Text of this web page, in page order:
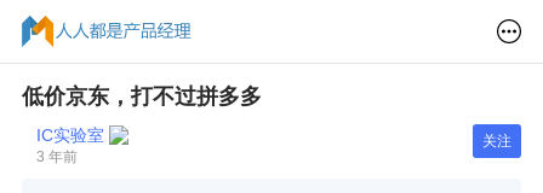
低价京东，打不过拼多多
IC实验室
3 年前
关注